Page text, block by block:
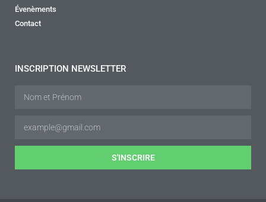
Évenèments
Contact
INSCRIPTION NEWSLETTER
S'INSCRIRE